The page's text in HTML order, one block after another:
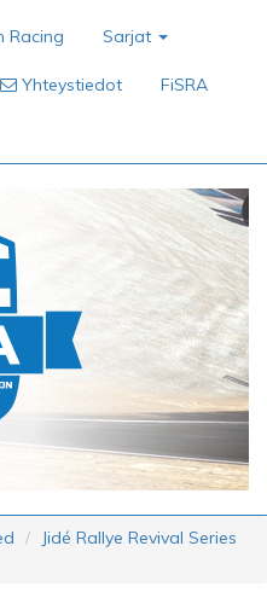
Racing Sarjat
Yhteystiedot FiSRA
Jidé Rallye Revival Series